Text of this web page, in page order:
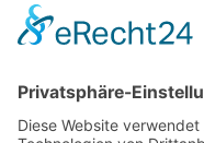
Kunden haben sich
Service Hotline